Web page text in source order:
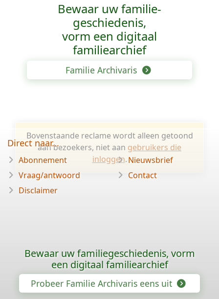
Bewaar uw familie­
geschiedenis,
vorm een digitaal
familiearchief
Familie Archivaris
Bovenstaande reclame wordt alleen getoond
aan bezoekers, niet aan gebruikers die
inloggen.
Direct naar...
Abonnement
Vraag/antwoord
Disclaimer
Nieuwsbrief
Contact
Bewaar uw familiegeschiedenis, vorm
een digitaal familiearchief
Probeer Familie Archivaris eens uit